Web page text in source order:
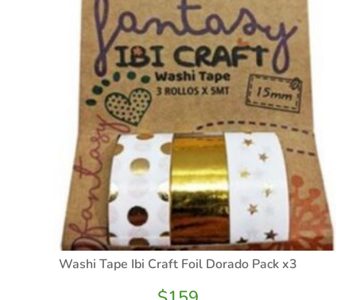
Washi Tape Ibi Craft Foil Dorado Pack x3